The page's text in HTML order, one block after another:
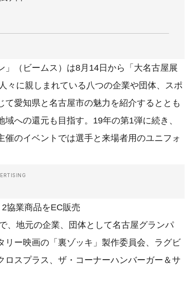
（ビームス）は8月14日から「大名古屋展
々に親しまれている八つの企業や団体、スポ
愛知県と名古屋市の魅力を紹介するととも
への還元も目指す。19年の第1弾に続き、
のイベントでは選手と来場者用のユニフォ
協業商品をEC販売
地元の企業、団体として名古屋グランパ
ー映画の「裏ゾッキ」製作委員会、ラグビ
スプラス、ザ・コーナーハンバーガー＆サ